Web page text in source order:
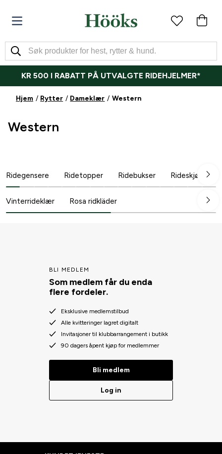
KR 500 I RABATT PÅ UTVALGTE RIDEHJELMER*
Hjem Rytter Dameklær Western
Western
Ridegensere Ridetopper Ridebukser Rideskjørt
Vinterrideklær Rosa ridkläder
BLI MEDLEM
Som medlem får du enda
flere fordeler.
Eksklusive medlemstilbud
Alle kvitteringer lagret digitalt
Invitasjoner til klubbarrangement i butikk
90 dagers åpent kjøp for medlemmer
Bli medlem
Log in